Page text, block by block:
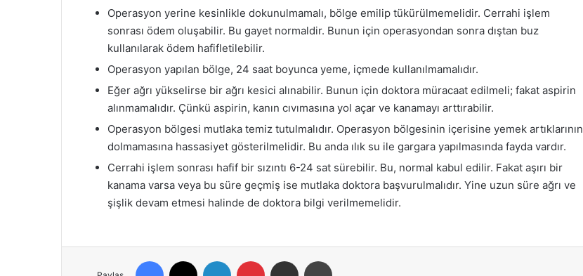
Operasyon yerine kesinlikle dokunulmamalı, bölge emilip tükürülmemelidir. Cerrahi işlem
sonrası ödem oluşabilir. Bu gayet normaldir. Bunun için operasyondan sonra dıştan buz
kullanılarak ödem hafifletilebilir.
Operasyon yapılan bölge, 24 saat boyunca yeme, içmede kullanılmamalıdır.
Eğer ağrı yükselirse bir ağrı kesici alınabilir. Bunun için doktora müracaat edilmeli; fakat aspirin
alınmamalıdır. Çünkü aspirin, kanın cıvımasına yol açar ve kanamayı arttırabilir.
Operasyon bölgesi mutlaka temiz tutulmalıdır. Operasyon bölgesinin içerisine yemek artıklarının
dolmamasına hassasiyet gösterilmelidir. Bu anda ılık su ile gargara yapılmasında fayda vardır.
Cerrahi işlem sonrası hafif bir sızıntı 6-24 sat sürebilir. Bu, normal kabul edilir. Fakat aşırı bir
kanama varsa veya bu süre geçmiş ise mutlaka doktora başvurulmalıdır. Yine uzun süre ağrı ve
şişlik devam etmesi halinde de doktora bilgi verilmemelidir.